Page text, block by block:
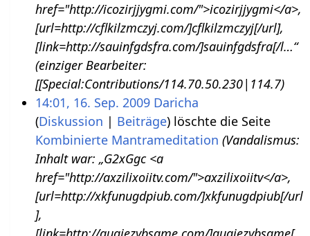
href="http://icozirjjygmi.com/">icozirjjygmi</a>,
[url=http://cflkilzmczyj.com/]cflkilzmczyj[/url],
[link=http://sauinfgdsfra.com/]sauinfgdsfra[/l…“
(einziger Bearbeiter:
[[Special:Contributions/114.70.50.230|114.7)
14:01, 16. Sep. 2009 Daricha
Diskussion
Beiträge löschte die Seite
Kombinierte Mantrameditation (Vandalismus:
Inhalt war: „G2xGgc <a
href="http://axzilixoiitv.com/">axzilixoiitv</a>,
[url=http://xkfunugdpiub.com/]xkfunugdpiub[/url
],